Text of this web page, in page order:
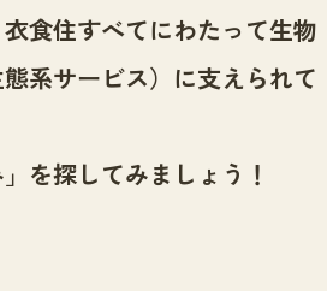
TOP
ー
ド
ドTOP
ぐみ
食住すべてにわたって生物
系サービス）に支えられて
を探してみましょう！